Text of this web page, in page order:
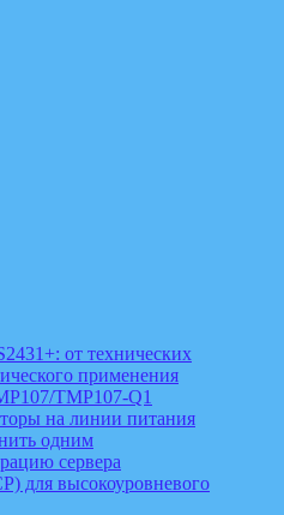
от технических
применения
TMP107-Q1
на линии питания
одним
сервера
для высокоуровневого